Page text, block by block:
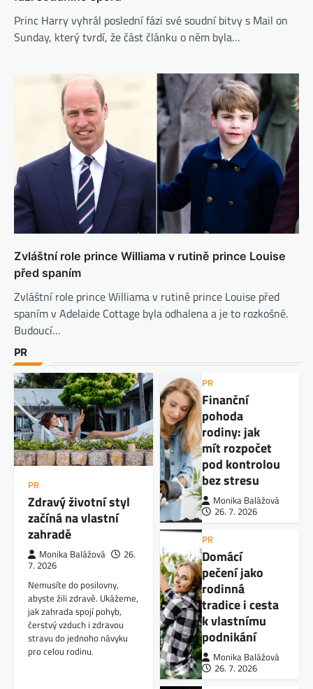
Princ Harry vyhrál poslední fázi své soudní bitvy s Mail on
Sunday, který tvrdí, že část článku o něm byla…
Zvláštní role prince Williama v rutině prince Louise
před spaním
Zvláštní role prince Williama v rutině prince Louise před
spaním v Adelaide Cottage byla odhalena a je to rozkošné.
Budoucí…
PR
PR
Zdravý životní styl
začíná na vlastní
zahradě
Monika Balážová
26.
7. 2026
Nemusíte do posilovny,
abyste žili zdravě. Ukážeme,
jak zahrada spojí pohyb,
čerstvý vzduch i zdravou
stravu do jednoho návyku
pro celou rodinu.
PR
Finanční
pohoda
rodiny: jak
mít rozpočet
pod kontrolou
bez stresu
Monika Balážová
26. 7. 2026
PR
Domácí
pečení jako
rodinná
tradice i cesta
k vlastnímu
podnikání
Monika Balážová
26. 7. 2026